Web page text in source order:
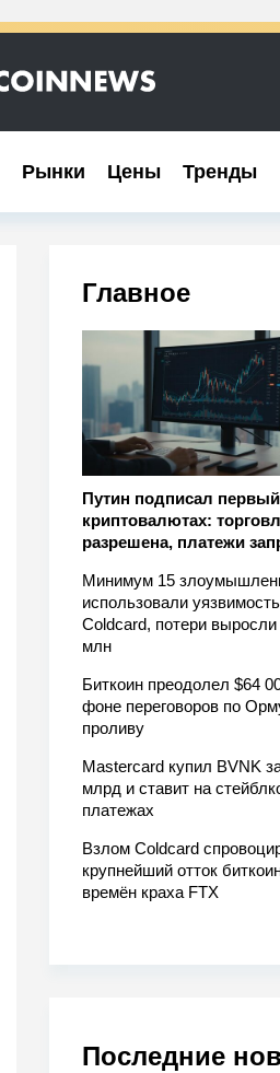
Рынки Цены Тренды
Рынки Цены Тренды
Главное
Путин подписал первый
криптовалютах:
разрешена, платежи
Минимум 15
использовали уязвимость
Coldcard, потери
млн
Биткоин преодолел $64
фоне переговоров по
проливу
Mastercard купил BVNK
млрд и ставит на
платежах
Взлом Coldcard
крупнейший отток
времён краха FTX
Последние